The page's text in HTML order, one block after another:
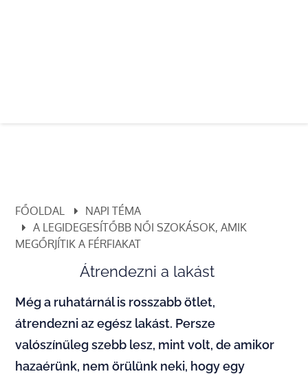
FŐOLDAL
NAPI TÉMA
A LEGIDEGESÍTŐBB NŐI SZOKÁSOK, AMIK
MEGŐRJÍTIK A FÉRFIAKAT
Átrendezni a lakást
Még a ruhatárnál is rosszabb ötlet,
átrendezni az egész lakást. Persze
valószínűleg szebb lesz, mint volt, de amikor
hazaérünk, nem örülünk neki, hogy egy